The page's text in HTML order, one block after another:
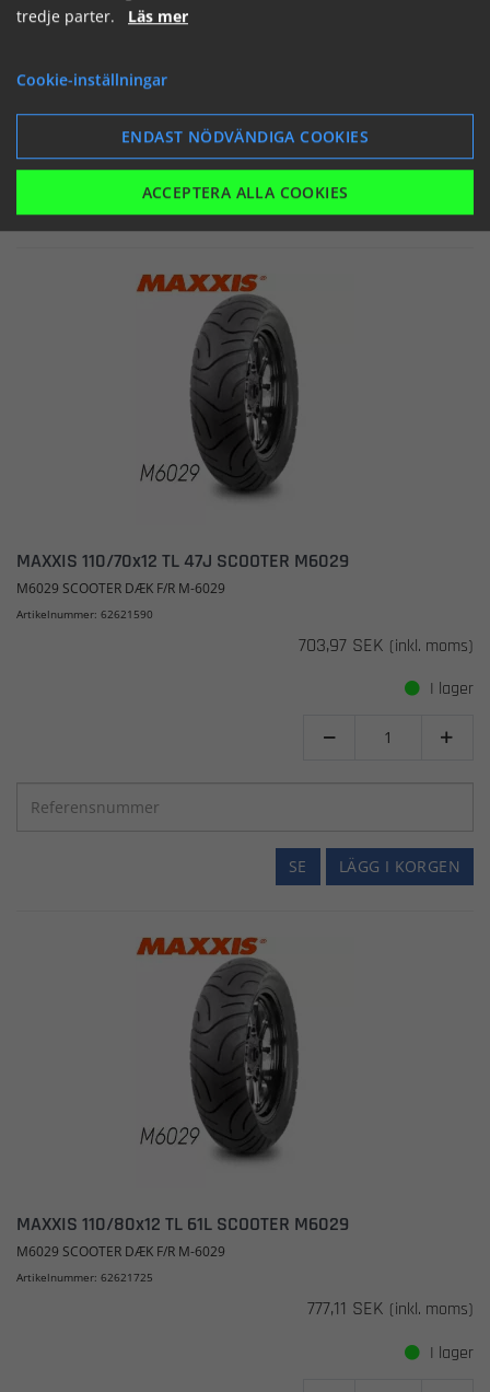
LÄGG I KORGEN
SE
MAXXIS 110/70x12 TL 47J SCOOTER M6029
M6029 SCOOTER DÆK F/R M-6029
Artikelnummer: 62621590
703,97 SEK (inkl. moms)
I lager
 
LÄGG I KORGEN
SE
MAXXIS 110/80x12 TL 61L SCOOTER M6029
M6029 SCOOTER DÆK F/R M-6029
Artikelnummer: 62621725
777,11 SEK (inkl. moms)
I lager
tredje parter. Läs mer
Cookie-inställningar
ENDAST NÖDVÄNDIGA COOKIES
ACCEPTERA ALLA COOKIES